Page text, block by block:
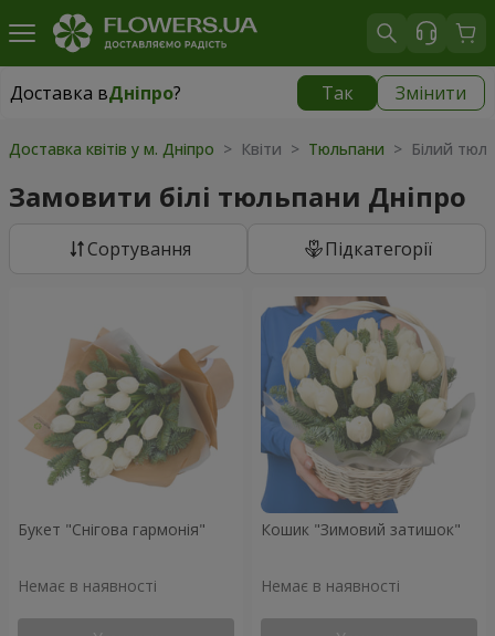
Доставка вДніпро? Так Змінити
Доставка вДніпро|
Доставка квітів у м. Дніпро > Квіти > Тюльпани > Білий
Замовити білі тюльпани Дніпро
Сортування Підкатегорії
Букет "Снігова гармонія"
Немає в наявності
Кошик "Зимовий затишок"
Немає в наявності